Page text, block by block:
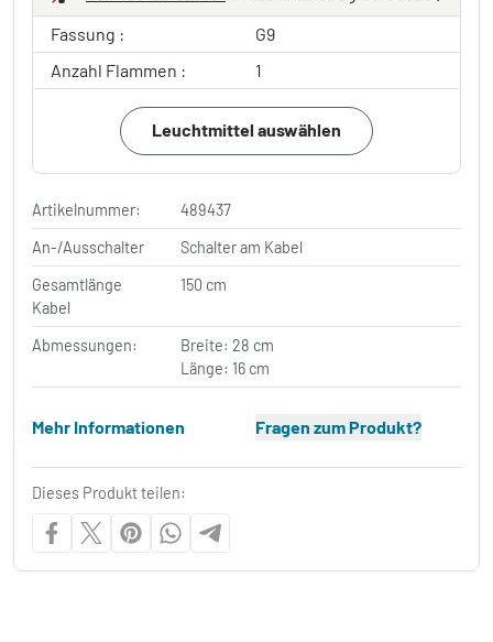
Fassung :
G9
Anzahl Flammen :
1
Leuchtmittel auswählen
Artikelnummer:
489437
An-/Ausschalter
Schalter am Kabel
Gesamtlänge
Kabel
150 cm
Abmessungen:
Breite: 28 cm
Länge: 16 cm
Mehr Informationen Fragen zum Produkt?
Dieses Produkt teilen: